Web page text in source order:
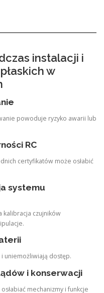
instalacji i
w
powoduje ryzyko awarii lub
RC
certyfikatów może osłabić
systemu
kalibracja czujników
uniemożliwiają dostęp.
i konserwacji
mechanizmy i funkcje